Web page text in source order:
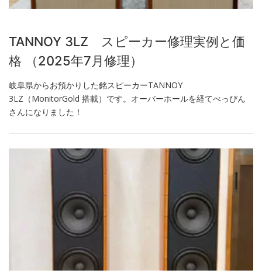
TANNOY 3LZ スピーカー修理実例と価
格 （2025年7月修理）
岐阜県からお預かりした銘スピーカーTANNOY
3LZ（MonitorGold 搭載）です。オーバーホールを経てべっぴん
さんになりました！